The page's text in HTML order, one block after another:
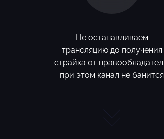
Не останавливаем
трансляцию до получения
страйка от
при этом канал не банится